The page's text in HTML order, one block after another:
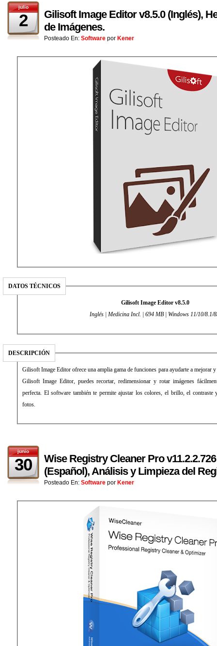
julio
2
Gilisoft Image Editor v8.5.0 (Inglés),
de Imágenes.
Posteado En: Software por Kener
DATOS TÉCNICOS
Gilisoft Image Editor v8.5.0
Inglés | Medicina Incl. | 694 MB | Windows 11/10/8.1/
DESCRIPCIÓN
Gilisoft Image Editor ofrece una amplia gama de funciones para ayudarte a mejorar
Gilisoft Image Editor, puedes recortar, redimensionar y rotar imágenes
perfecta. El software también te permite ajustar los colores, el brillo, el contraste
fotos.
junio
30
Wise Registry Cleaner Pro
(Español), Análisis y Limpieza del
Posteado En: Software por Kener